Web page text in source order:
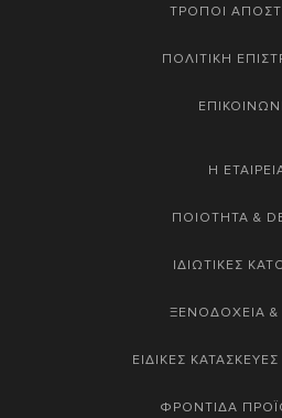
ΤΡΟΠΟΙ
ΠΟΛΙΤΙΚΗ
Η
ΠΟΙΟΤΗΤΑ &
ΙΔΙΩΤΙΚΕΣ
ΞΕΝΟΔΟΧΕΙΑ &
ΕΙΔΙΚΕΣ
ΦΡΟΝΤΙΔΑ